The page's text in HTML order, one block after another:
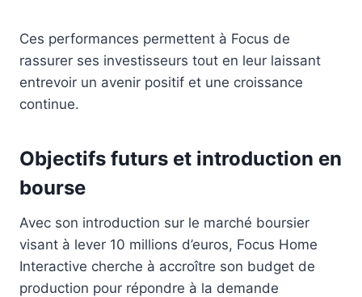
Ces performances permettent à Focus de
rassurer ses investisseurs tout en leur laissant
entrevoir un avenir positif et une croissance
continue.
Objectifs futurs et introduction en
bourse
Avec son introduction sur le marché boursier
visant à lever 10 millions d’euros, Focus Home
Interactive cherche à accroître son budget de
production pour répondre à la demande